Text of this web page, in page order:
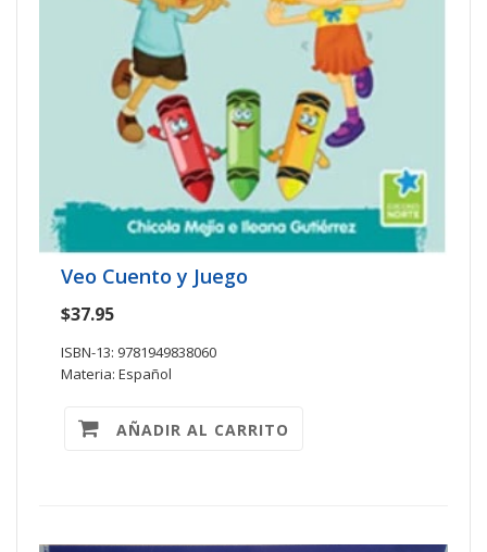
Veo Cuento y Juego
$37.95
ISBN-13: 9781949838060
Materia: Español
AÑADIR AL CARRITO